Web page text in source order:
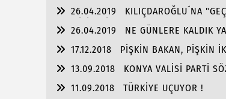
26.04.2019
KILIÇDAROĞLU´NA
26.04.2019
NE GÜNLERE KALDIK
17.12.2018
PİŞKİN BAKAN, PİŞKİN
13.09.2018
KONYA VALİSİ PARTİ
11.09.2018
TÜRKİYE UÇUYOR !